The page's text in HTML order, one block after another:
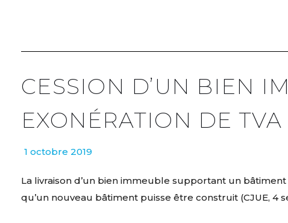
CESSION D’UN BIEN
EXONÉRATION DE TVA
1 octobre 2019
La livraison d’un bien immeuble supportant un
qu’un nouveau bâtiment puisse être construit (CJUE, 4